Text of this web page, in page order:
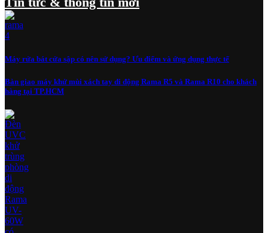
Máy rửa bát cửa sập có nên sử dụng? Ưu điểm và ứng dụng thực tế
Bàn giao máy khử mùi xách tay di động Rama R5 và Rama R10 cho khách
hàng tại TP.HCM